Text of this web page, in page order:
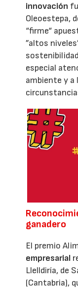
innovación
Oleoestepa,
“firme“
”altos
especial
ambiente y a
ganadero
El premio
empresarial
Llelldiría, de
(Cantabria),